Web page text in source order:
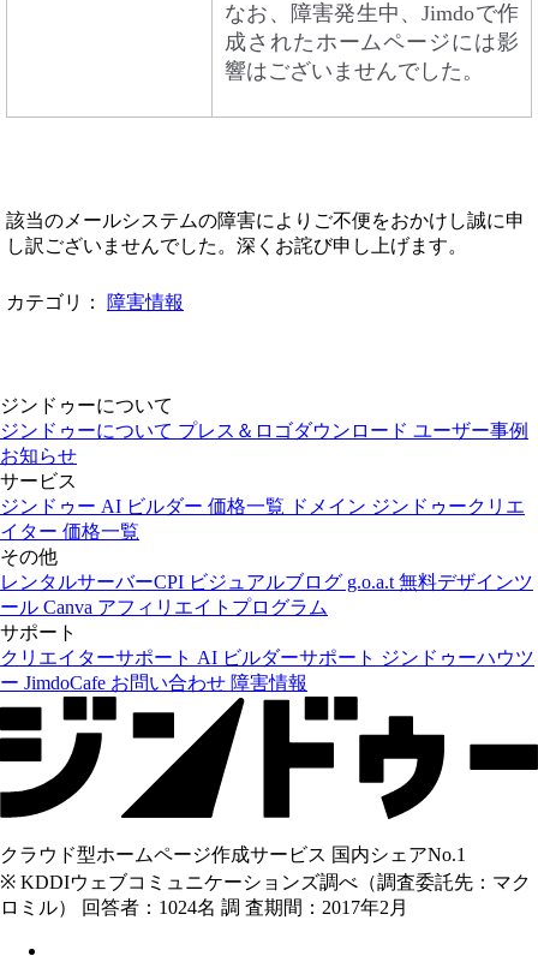
なお、障害発生中、Jimdoで作
成されたホームページには影
響はございませんでした。
該当のメールシステムの障害によりご不便をおかけし誠に申
し訳ございませんでした。深くお詫び申し上げます。
カテゴリ： 障害情報
ジンドゥーについて
ジンドゥーについて プレス＆ロゴダウンロード ユーザー事例
お知らせ
サービス
ジンドゥー AI ビルダー 価格一覧 ドメイン ジンドゥークリエ
イター 価格一覧
その他
レンタルサーバーCPI ビジュアルブログ g.o.a.t 無料デザインツ
ール Canva アフィリエイトプログラム
サポート
クリエイターサポート AI ビルダーサポート ジンドゥーハウツ
ー JimdoCafe お問い合わせ 障害情報
クラウド型ホームページ作成サービス 国内シェアNo.1
※ KDDIウェブコミュニケーションズ調べ（調査委託先：マク
ロミル） 回答者：1024名 調 査期間：2017年2月